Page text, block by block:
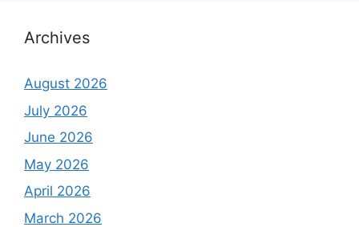
Archives
August 2026
July 2026
June 2026
May 2026
April 2026
March 2026